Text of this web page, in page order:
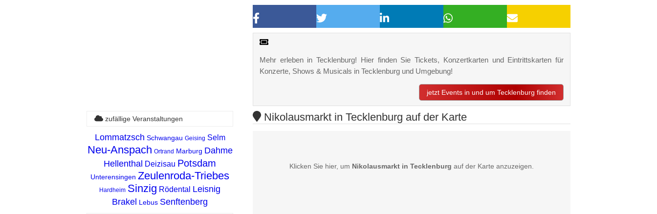
Mehr erleben in Tecklenburg! Hier finden Sie Tickets, Konzertkarten und Eintrittskarten für
Konzerte, Shows & Musicals in Tecklenburg und Umgebung!
jetzt Events in und um Tecklenburg finden
Nikolausmarkt in Tecklenburg auf der Karte
Klicken Sie hier, um Nikolausmarkt in Tecklenburg auf der Karte anzuzeigen.
zufällige Veranstaltungen
Lommatzsch Schwangau Geising Selm
Neu-Anspach Ortrand Marburg Dahme
Hellenthal Deizisau Potsdam
Unterensingen Zeulenroda-Triebes
Hardheim Sinzig Rödental Leisnig
Brakel Lebus Senftenberg